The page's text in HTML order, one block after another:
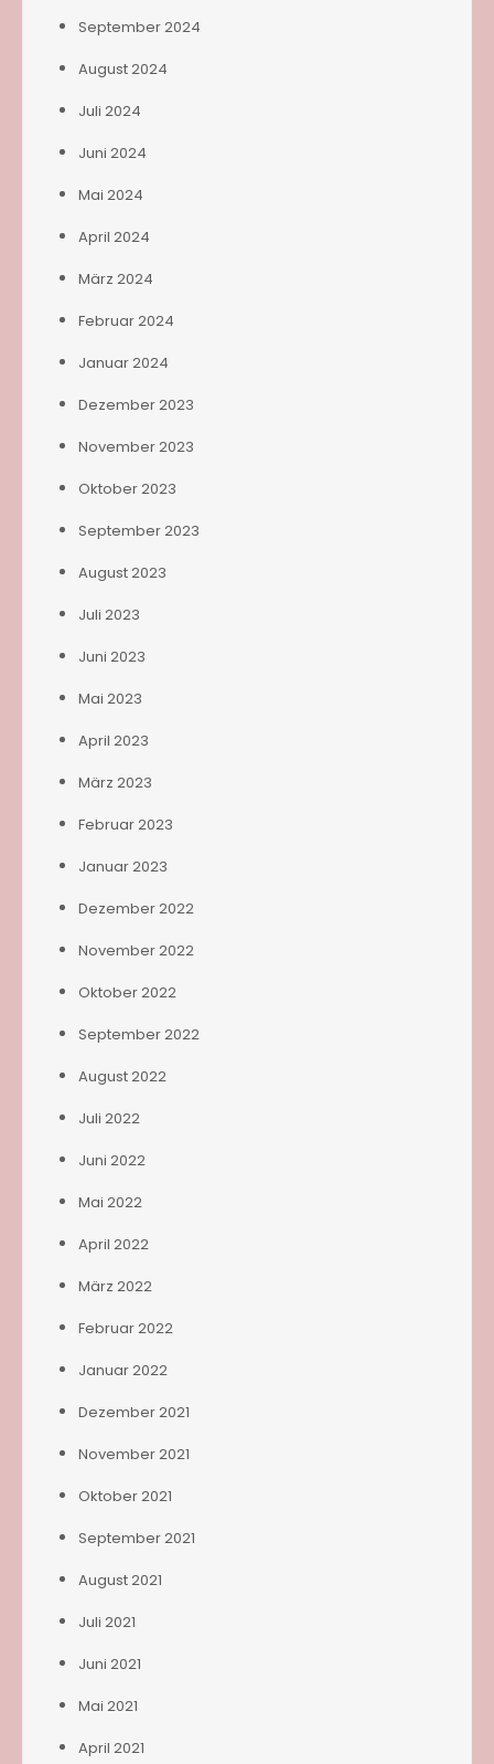
September 2024
August 2024
Juli 2024
Juni 2024
Mai 2024
April 2024
März 2024
Februar 2024
Januar 2024
Dezember 2023
November 2023
Oktober 2023
September 2023
August 2023
Juli 2023
Juni 2023
Mai 2023
April 2023
März 2023
Februar 2023
Januar 2023
Dezember 2022
November 2022
Oktober 2022
September 2022
August 2022
Juli 2022
Juni 2022
Mai 2022
April 2022
März 2022
Februar 2022
Januar 2022
Dezember 2021
November 2021
Oktober 2021
September 2021
August 2021
Juli 2021
Juni 2021
Mai 2021
April 2021